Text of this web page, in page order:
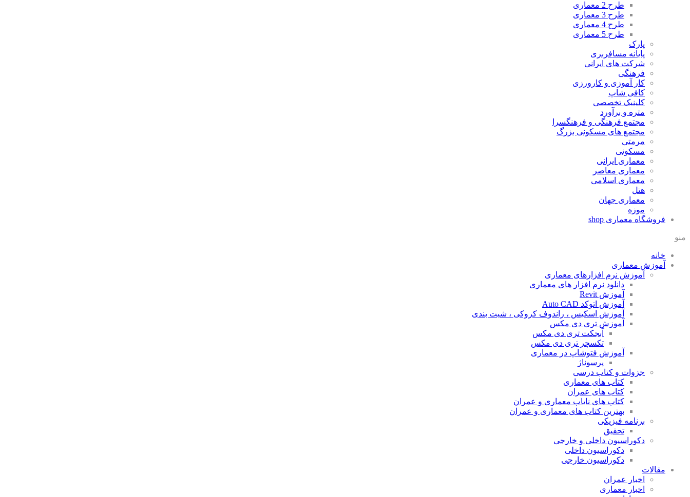
طرح 2 معماری
طرح 3 معماری
طرح 4 معماری
طرح 5 معماری
پارک
پایانه مسافربری
شرکت های ایرانی
فرهنگی
کار آموزی و کارورزی
کافی شاپ
کلینیک تخصصی
متره و برآورد
مجتمع فرهنگی و فرهنگسرا
مجتمع های مسکونی بزرگ
مرمتی
مسکونی
معماری ایرانی
معماری معاصر
معماری اسلامی
هتل
معماری جهان
موزه
فروشگاه معماری shop
منو
خانه
آموزش معماری
آموزش نرم افزارهای معماری
دانلود نرم افزار های معماری
آموزش Revit
آموزش اتوکد Auto CAD
آموزش اسکیس ، راندوف کروکی ، شیت بندی
آموزش تری دی مکس
آبجکت تری دی مکس
تکسچر تری دی مکس
آموزش فتوشاپ در معماری
پرسوناژ
جزوات و کتاب درسی
کتاب های معماری
کتاب های عمران
کتاب های نایاب معماری و عمران
بهترین کتاب های معماری و عمران
برنامه فیزیکی
تحقیق
دکوراسیون داخلی و خارجی
دکوراسیون داخلی
دکوراسیون خارجی
مقالات
اخبار عمران
اخبار معماری